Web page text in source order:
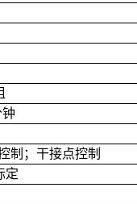
钟
制；干接点控制
定